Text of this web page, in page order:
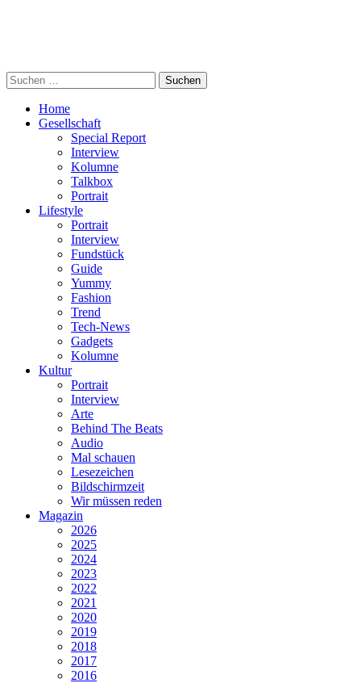
Suchen
nach:
Home
Gesellschaft
Special Report
Interview
Kolumne
Talkbox
Portrait
Lifestyle
Portrait
Interview
Fundstück
Guide
Yummy
Fashion
Trend
Tech-News
Gadgets
Kolumne
Kultur
Portrait
Interview
Arte
Behind The Beats
Audio
Mal schauen
Lesezeichen
Bildschirmzeit
Wir müssen reden
Magazin
2026
2025
2024
2023
2022
2021
2020
2019
2018
2017
2016